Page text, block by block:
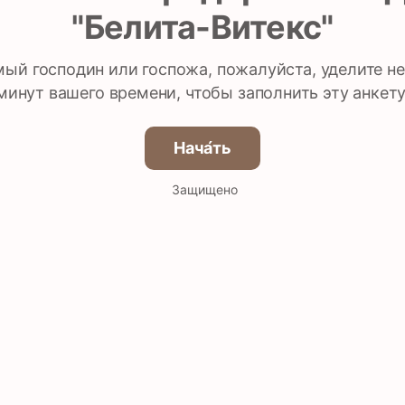
"Белита-Витекс"
господин или госпожа, пожалуйста, уделите
вашего времени, чтобы заполнить эту
Нача́ть
Защищено